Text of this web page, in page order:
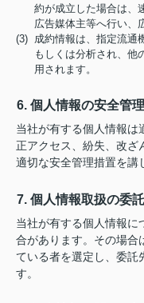
約が成立した場合は、
広告媒体主等へ行い、
(3) 成約情報は、指定流通
もしくは分析され、他
用されます。
6. 個人情報の安全管
当社が有する個人情報は
正アクセス、紛失、改ざ
適切な安全管理措置を講
7. 個人情報取扱の委託
当社が有する個人情報に
合があります。その場合
ている者を選定し、委託
す。